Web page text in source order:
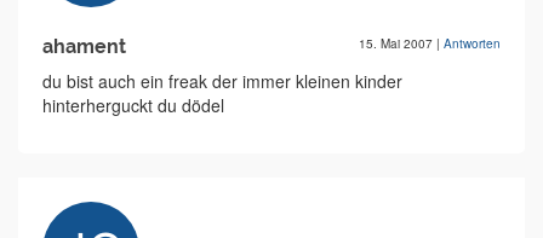
ahament 15. Mai 2007 | Antworten
du bist auch ein freak der immer kleinen kinder
hinterherguckt du dödel